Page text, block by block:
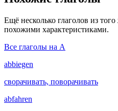
Ещё несколько глаголов из
похожими характеристиками.
Все глаголы на A
abbiegen
сворачивать, поворачивать
abfahren